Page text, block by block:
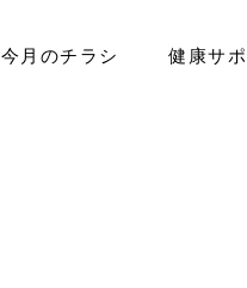
今月のチラシ 健康サ